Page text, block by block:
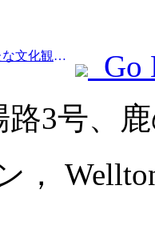
Prev:北京の副都心にある新たな文化観光ランドマーク、ピナクルパークが今年正式にオープンする。
Go
路3号、
，